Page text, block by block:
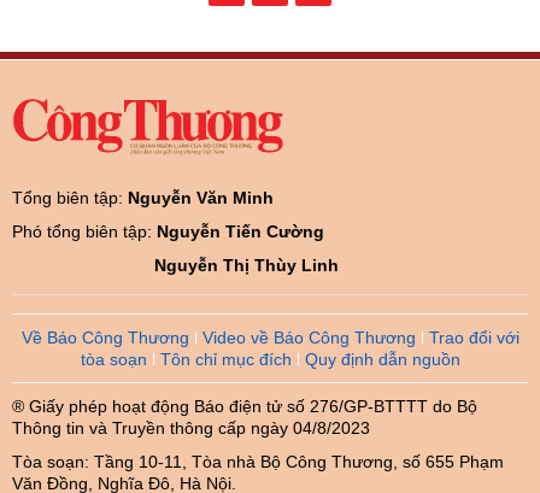
Tổng biên tập: Nguyễn Văn Minh
Phó tổng biên tập: Nguyễn Tiến Cường
Nguyễn Thị Thùy Linh
Về Báo Công Thương Video về Báo Công Thương
Trao đổi với
tòa soạn
Tôn chỉ mục đích Quy định dẫn nguồn
® Giấy phép hoạt động Báo điện tử số 276/GP-BTTTT do Bộ
Thông tin và Truyền thông cấp ngày 04/8/2023
Tòa soạn: Tầng 10-11, Tòa nhà Bộ Công Thương, số 655 Phạm
Văn Đồng, Nghĩa Đô, Hà Nội.